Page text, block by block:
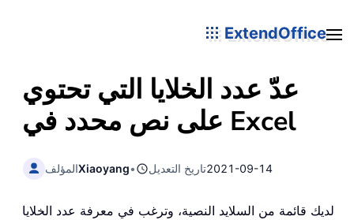
ExtendOffice
عدّ عدد الخلايا التي تحتوي
على نص محدد في Excel
المؤلفXiaoyang• تاريخ التعديل2021-09-14
لديك قائمة من السلايد النصية، وترغب في معرفة عدد الخلايا